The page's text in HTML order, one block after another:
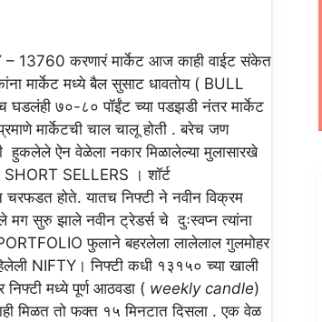
करणारं मार्केट आज काही वाईट संकेत
मार्केट मध्ये बैल सुसाट धावतोय ( BULL
घडलंही ७०-८० पॉईंट च्या पडझडी नंतर मार्केट
मार्केटची चाल चालू होती . बरेच जण
हुकलेले ऐन वेळेला नकार मिळालेल्या मुलासारखे
SHORT SELLERS । शॉर्ट
चरफडत होते. यातच निफ्टी ने नवीन विक्रम
सुरु झाले नवीन ट्रेडर्स चे दुःस्वप्न त्यांना
फुलाने बहरलेला लालेलाल गुलमोहर
NIFTY। निफ्टी कधी १३१५० च्या खाली
मध्ये पूर्ण आठवडा ( weekly candle)
मिळत तो फक्त १५ मिनटात दिसला . एक वेळ